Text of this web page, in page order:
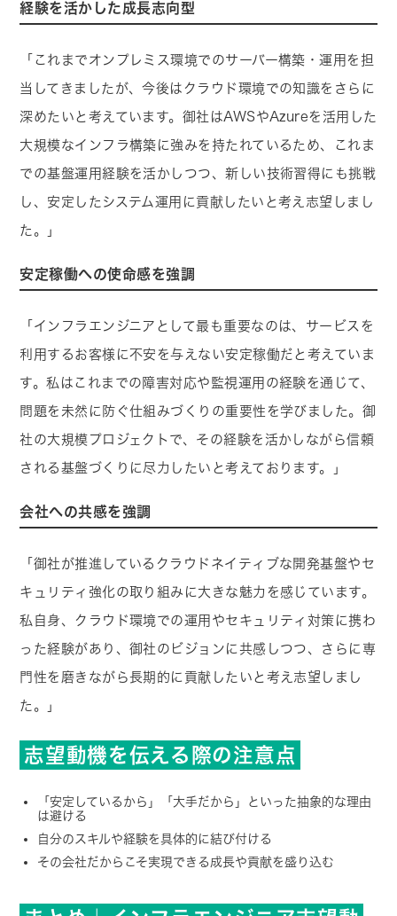
経験を活かした成長志向型
「これまでオンプレミス環境でのサーバー構築・運用を担
当してきましたが、今後はクラウド環境での知識をさらに
深めたいと考えています。御社はAWSやAzureを活用した
大規模なインフラ構築に強みを持たれているため、これま
での基盤運用経験を活かしつつ、新しい技術習得にも挑戦
し、安定したシステム運用に貢献したいと考え志望しまし
た。」
安定稼働への使命感を強調
「インフラエンジニアとして最も重要なのは、サービスを
利用するお客様に不安を与えない安定稼働だと考えていま
す。私はこれまでの障害対応や監視運用の経験を通じて、
問題を未然に防ぐ仕組みづくりの重要性を学びました。御
社の大規模プロジェクトで、その経験を活かしながら信頼
される基盤づくりに尽力したいと考えております。」
会社への共感を強調
「御社が推進しているクラウドネイティブな開発基盤やセ
キュリティ強化の取り組みに大きな魅力を感じています。
私自身、クラウド環境での運用やセキュリティ対策に携わ
った経験があり、御社のビジョンに共感しつつ、さらに専
門性を磨きながら長期的に貢献したいと考え志望しまし
た。」
志望動機を伝える際の注意点
「安定しているから」「大手だから」といった抽象的な理由
は避ける
自分のスキルや経験を具体的に結び付ける
その会社だからこそ実現できる成長や貢献を盛り込む